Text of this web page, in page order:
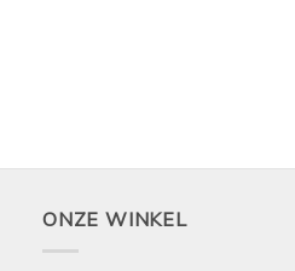
ONZE WINKEL